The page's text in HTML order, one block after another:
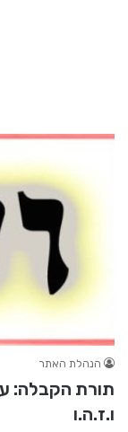
הנהלת האתר
תורת הקבלה:
ו.ז.ה.ו